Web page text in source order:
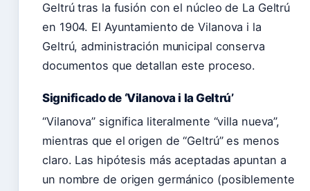
Geltrú tras la fusión con el núcleo de La Geltrú
en 1904. El Ayuntamiento de Vilanova i la
Geltrú, administración municipal conserva
documentos que detallan este proceso.
Significado de ‘Vilanova i la Geltrú’
“Vilanova” significa literalmente “villa nueva”,
mientras que el origen de “Geltrú” es menos
claro. Las hipótesis más aceptadas apuntan a
un nombre de origen germánico (posiblemente